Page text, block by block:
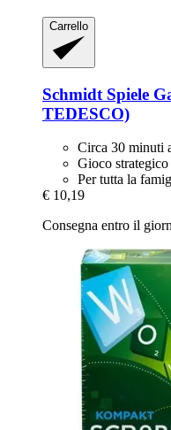
Carrello
Schmidt Spiele
TEDESCO)
Circa 30 minuti
Gioco
Per tutta la
€ 10,19
Consegna entro il